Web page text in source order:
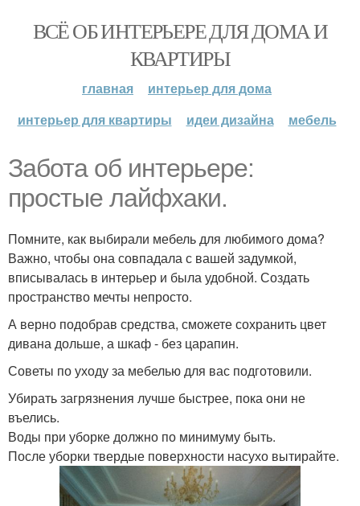
ВСЁ ОБ ИНТЕРЬЕРЕ ДЛЯ ДОМА И
КВАРТИРЫ
главная
интерьер для дома
интерьер для квартиры
идеи дизайна мебель
Забота об интерьере:
простые лайфхаки.
Помните, как выбирали мебель для любимого дома?
Важно, чтобы она совпадала с вашей задумкой,
вписывалась в интерьер и была удобной. Создать
пространство мечты непросто.
А верно подобрав средства, сможете сохранить цвет
дивана дольше, а шкаф - без царапин.
Советы по уходу за мебелью для вас подготовили.
Убирать загрязнения лучше быстрее, пока они не
въелись.
Воды при уборке должно по минимуму быть.
После уборки твердые поверхности насухо вытирайте.